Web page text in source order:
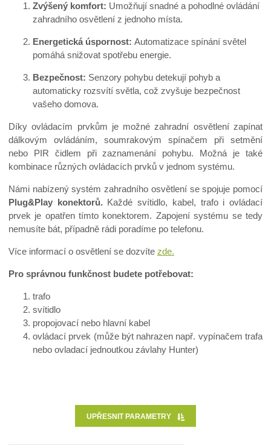
Zvýšený komfort: Umožňují snadné a pohodlné ovládání
zahradního osvětlení z jednoho místa.
Energetická úspornost: Automatizace spínání světel
pomáhá snižovat spotřebu energie.
Bezpečnost: Senzory pohybu detekují pohyb a
automaticky rozsvítí světla, což zvyšuje bezpečnost
vašeho domova.
Díky ovládacím prvkům je možné zahradní osvětlení zapínat
dálkovým ovládáním, soumrakovým spínačem při setmění
nebo PIR čidlem při zaznamenání pohybu. Možná je také
kombinace různých ovládacích prvků v jednom systému.
Námi nabízený systém zahradního osvětlení se spojuje pomocí
Plug&Play konektorů. Každé svítidlo, kabel, trafo i ovládací
prvek je opatřen tímto konektorem. Zapojení systému se tedy
nemusíte bát, případně rádi poradíme po telefonu.
Více informací o osvětlení se dozvítezde.
Pro správnou funkčnost budete potřebovat:
trafo
svítidlo
propojovací nebo hlavní kabel
ovládací prvek (může být nahrazen např. vypínačem trafa
nebo ovladací jednoutkou závlahy Hunter)
UPŘESNIT PARAMETRY